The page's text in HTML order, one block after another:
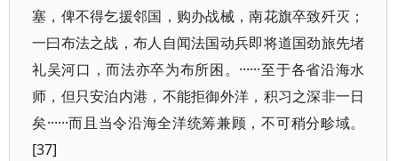
塞，俾不得乞援邻国，购办战械，南花旗卒致歼灭；
一曰布法之战，布人自闻法国动兵即将道国劲旅先堵
礼吴河口，而法亦卒为布所困。······至于各省沿海水
师，但只安泊内港，不能拒御外洋，积习之深非一日
矣······而且当令沿海全洋统筹兼顾，不可稍分畛域。
[37]